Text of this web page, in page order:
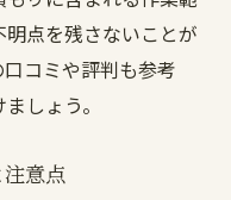
険内容を確認しよ
正価格の見極め
点を残さないことが
コミや評判も参考
しょう。
意点